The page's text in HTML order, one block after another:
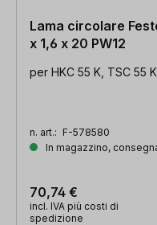
Lama circolare
x 1,6 x 20 PW12
per HKC 55 K, TSC 55 K
n. art.: F-578580
In magazzino,
70,74 €
incl. IVA più costi di
spedizione